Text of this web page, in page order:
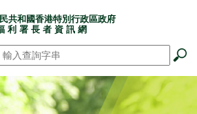
共和國香港特別行政區政府
利 署 長 者 資 訊 網
搜尋 *